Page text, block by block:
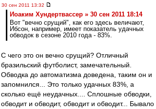
30 сен 2011 13:32
Иоаким Хундертвассер » 30 сен 2011 18:14
Вот "вечно срущий", как его здесь величают,
Ибсон, например, имеет показатель удачных
обводок в сезоне 2010 года - 83%.
С чего это он вечно срущий? Отличный
бразильский футболист, замечательный.
Обводка до автоматизма доведена, таким он и
запомнился... Это только удачных 83%, а
сколько ещё неудачных.... Сплошные обводки,
обводит и обводит, обводит и обводит... Бывало